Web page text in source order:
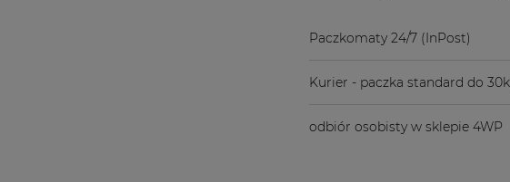
Paczkomaty 24/7 (InPost)
Kurier - paczka standard do
odbiór osobisty w sklepie 4WP